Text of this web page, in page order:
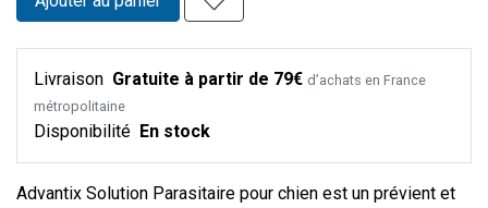
Livraison Gratuite à partir de 79€ d’achats en France
métropolitaine
Disponibilité En stock
Advantix Solution Parasitaire pour chien est un prévient et